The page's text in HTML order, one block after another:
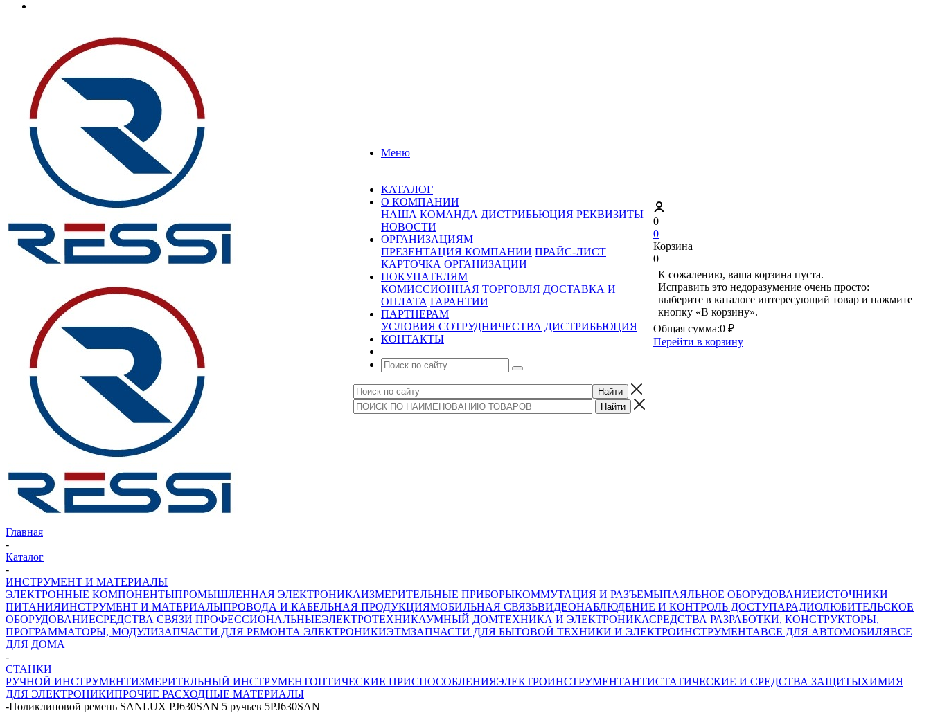
Меню
КАТАЛОГ
О КОМПАНИИ
НАША КОМАНДА ДИСТРИБЬЮЦИЯ РЕКВИЗИТЫ
НОВОСТИ
ОРГАНИЗАЦИЯМ
ПРЕЗЕНТАЦИЯ КОМПАНИИ ПРАЙС-ЛИСТ
КАРТОЧКА ОРГАНИЗАЦИИ
ПОКУПАТЕЛЯМ
КОМИССИОННАЯ ТОРГОВЛЯ ДОСТАВКА И
ОПЛАТА ГАРАНТИИ
ПАРТНЕРАМ
УСЛОВИЯ СОТРУДНИЧЕСТВА ДИСТРИБЬЮЦИЯ
КОНТАКТЫ
0
0
Корзина
0
К сожалению, ваша корзина пуста.
Исправить это недоразумение очень просто:
выберите в каталоге интересующий товар и нажмите
кнопку «В корзину».
Общая сумма:0 ₽
Перейти в корзину
Главная
-
Каталог
-
ИНСТРУМЕНТ И МАТЕРИАЛЫ
ЭЛЕКТРОННЫЕ КОМПОНЕНТЫПРОМЫШЛЕННАЯ ЭЛЕКТРОНИКАИЗМЕРИТЕЛЬНЫЕ ПРИБОРЫКОММУТАЦИЯ И РАЗЪЕМЫПАЯЛЬНОЕ ОБОРУДОВАНИЕИСТОЧНИКИ
ПИТАНИЯИНСТРУМЕНТ И МАТЕРИАЛЫПРОВОДА И КАБЕЛЬНАЯ ПРОДУКЦИЯМОБИЛЬНАЯ СВЯЗЬВИДЕОНАБЛЮДЕНИЕ И КОНТРОЛЬ ДОСТУПАРАДИОЛЮБИТЕЛЬСКОЕ
ОБОРУДОВАНИЕСРЕДСТВА СВЯЗИ ПРОФЕССИОНАЛЬНЫЕЭЛЕКТРОТЕХНИКАУМНЫЙ ДОМТЕХНИКА И ЭЛЕКТРОНИКАСРЕДСТВА РАЗРАБОТКИ, КОНСТРУКТОРЫ,
ПРОГРАММАТОРЫ, МОДУЛИЗАПЧАСТИ ДЛЯ РЕМОНТА ЭЛЕКТРОНИКИЭТМЗАПЧАСТИ ДЛЯ БЫТОВОЙ ТЕХНИКИ И ЭЛЕКТРОИНСТРУМЕНТАВСЕ ДЛЯ АВТОМОБИЛЯВСЕ
ДЛЯ ДОМА
-
СТАНКИ
РУЧНОЙ ИНСТРУМЕНТИЗМЕРИТЕЛЬНЫЙ ИНСТРУМЕНТОПТИЧЕСКИЕ ПРИСПОСОБЛЕНИЯЭЛЕКТРОИНСТРУМЕНТАНТИСТАТИЧЕСКИЕ И СРЕДСТВА ЗАЩИТЫХИМИЯ
ДЛЯ ЭЛЕКТРОНИКИПРОЧИЕ РАСХОДНЫЕ МАТЕРИАЛЫ
-Поликлиновой ремень SANLUX PJ630SAN 5 ручьев 5PJ630SAN